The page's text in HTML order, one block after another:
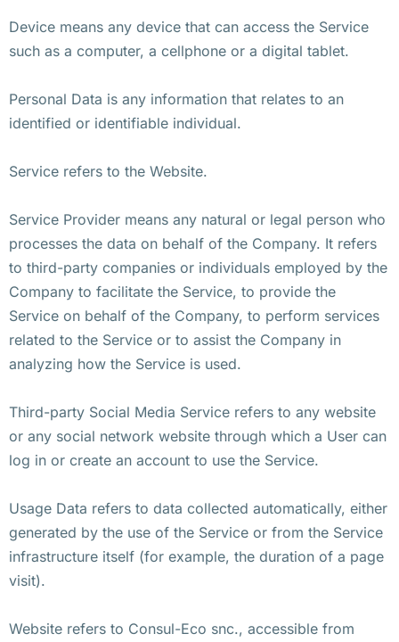
Device means any device that can access the Service
such as a computer, a cellphone or a digital tablet.
Personal Data is any information that relates to an
identified or identifiable individual.
Service refers to the Website.
Service Provider means any natural or legal person who
processes the data on behalf of the Company. It refers
to third-party companies or individuals employed by the
Company to facilitate the Service, to provide the
Service on behalf of the Company, to perform services
related to the Service or to assist the Company in
analyzing how the Service is used.
Third-party Social Media Service refers to any website
or any social network website through which a User can
log in or create an account to use the Service.
Usage Data refers to data collected automatically, either
generated by the use of the Service or from the Service
infrastructure itself (for example, the duration of a page
visit).
Website refers to Consul-Eco snc., accessible from